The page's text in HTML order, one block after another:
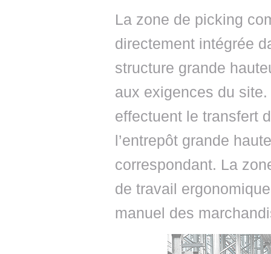
La zone de picking
directement intégrée
structure grande
aux exigences du
effectuent le transfert
l’entrepôt grande
correspondant. La
de travail
manuel des